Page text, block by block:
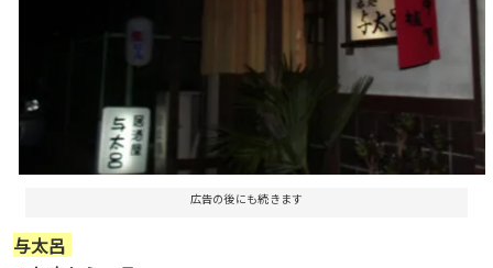
広告の後にも続きます
与太呂